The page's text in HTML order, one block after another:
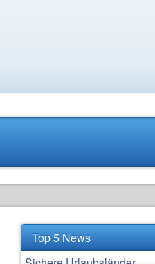
Top 5 News